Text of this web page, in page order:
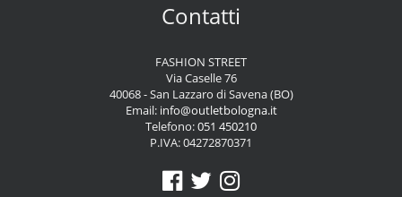
Contatti
FASHION STREET
Via Caselle 76
40068 - San Lazzaro di Savena (BO)
Email: info@outletbologna.it
Telefono:051 450210
P.IVA: 04272870371